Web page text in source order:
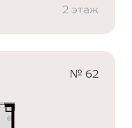
2 этаж
№ 62